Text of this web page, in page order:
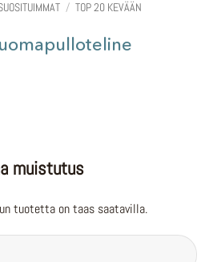
/ TOP 20 KEVÄÄN
muistutus
tuotetta on taas saatavilla.